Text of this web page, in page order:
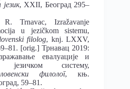
, XXII, Београд 295–
Trnavac, Izražavanje
u jezičkom sistemu,
filolog, knj. LXXV,
[orig.] Трнавац 2019:
евалуације и
систему,
филолог, књ.
59–81.